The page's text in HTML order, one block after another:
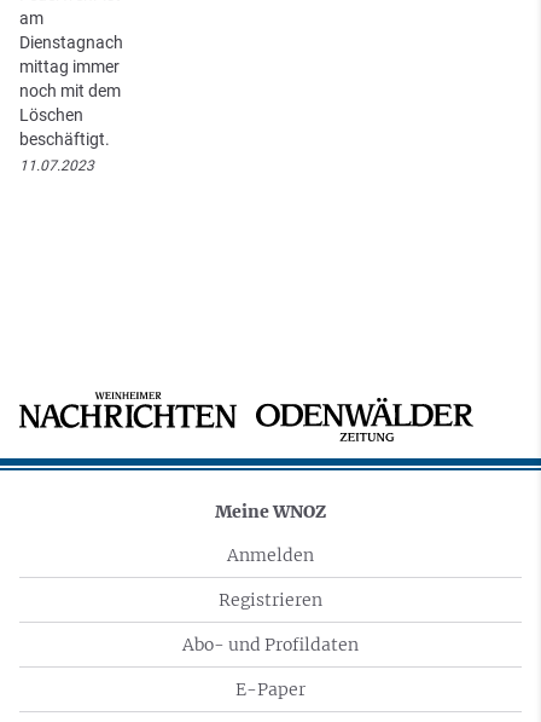
am
Dienstagnach
mittag immer
noch mit dem
Löschen
beschäftigt.
11.07.2023
Meine WNOZ
Anmelden
Registrieren
Abo- und Profildaten
E-Paper